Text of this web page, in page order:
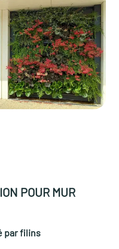
POUR MUR
par filins